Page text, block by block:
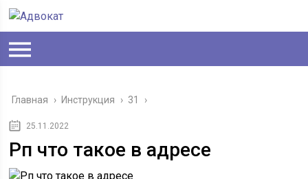
Главная › Инструкция › 31 ›
25.11.2022
Рп что такое в адресе